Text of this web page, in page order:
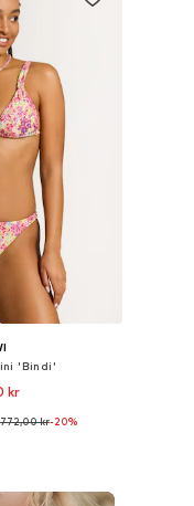
'Bindi'
kr
M, L, XL, XXL
772,00 kr-20%